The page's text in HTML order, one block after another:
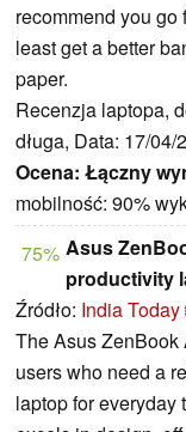
recommend you go
least get a better
paper.
Recenzja laptopa,
długa, Data: 17/04/
Ocena: Łączny
mobilność: 90%
75% Asus
productivity
Źródło: India Today
The Asus ZenBook
users who need a
laptop for everyday